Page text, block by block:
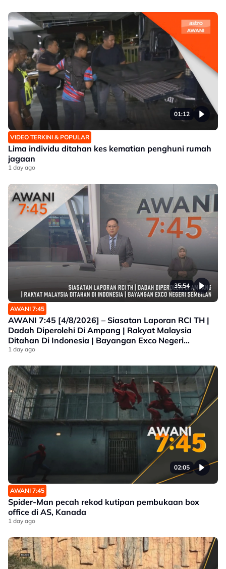
01:12
VIDEO TERKINI & POPULAR
Lima individu ditahan kes kematian penghuni rumah
jagaan
1 day ago
35:54
AWANI 7:45
AWANI 7:45 [4/8/2026] – Siasatan Laporan RCI TH |
Dadah Diperolehi Di Ampang | Rakyat Malaysia
Ditahan Di Indonesia | Bayangan Exco Negeri
Sembilan
1 day ago
02:05
AWANI 7:45
Spider-Man pecah rekod kutipan pembukaan box
office di AS, Kanada
1 day ago